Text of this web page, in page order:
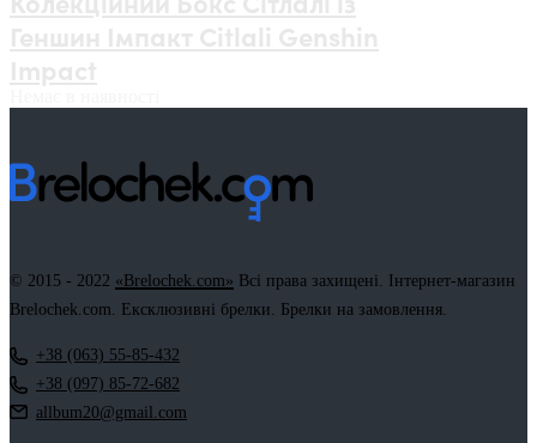
© 2015 - 2022 «Brelochek.com» Всі права захищені. Інтернет-магазин
Brelochek.com. Ексклюзивні брелки. Брелки на замовлення.
+38 (063) 55-85-432
+38 (097) 85-72-682
allbum20@gmail.com